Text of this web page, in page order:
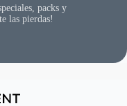
packs y
las pierdas!